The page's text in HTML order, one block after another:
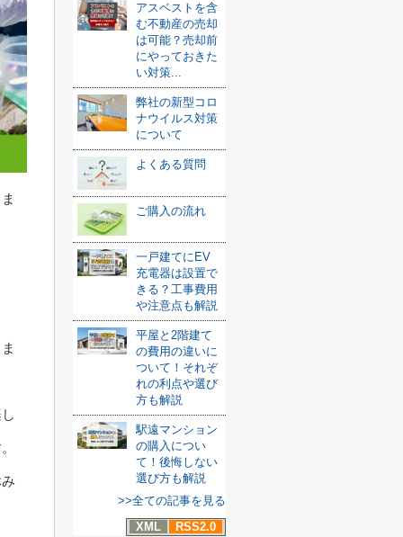
アスベストを含
む不動産の売却
は可能？売却前
にやっておきた
い対策...
弊社の新型コロ
ナウイルス対策
について
よくある質問
ご購入の流れ
一戸建てにEV
充電器は設置で
きる？工事費用
や注意点も解説
平屋と2階建て
の費用の違いに
ついて！それぞ
れの利点や選び
方も解説
駅遠マンション
の購入につい
て！後悔しない
選び方も解説
>>全ての記事を見る
XML
RSS2.0